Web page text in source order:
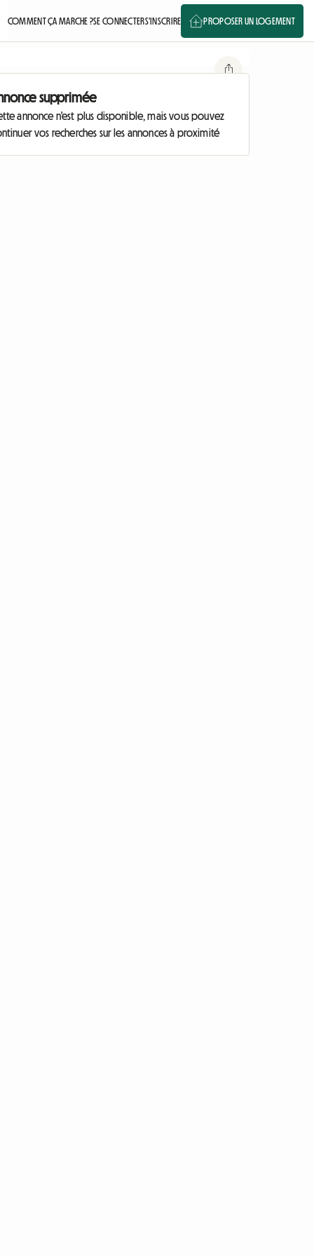
COMMENT ÇA MARCHE ?SE CONNECTERS'INSCRIRE PROPOSER UN LOGEMENT
supprimée
annonce n'est plus disponible, mais vous pouvez
vos recherches sur les annonces à proximité